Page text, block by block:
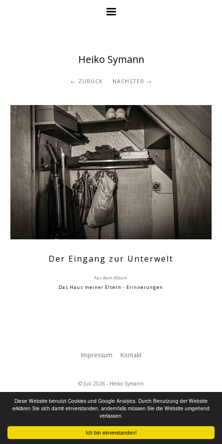
Ich bin einverstanden!
Diese Website benutzt Cookies und Google Analyics. Durch Benutzung der Website
erklären Sie sich damit einverstanden, andernfalls müssen Sie die Website umgehend
verlassen.
Heiko Symann
ZURÜCK NÄCHSTER
Der Eingang zur Unterwelt
Aus dem Album
Das Haus meiner Eltern - Erinnerungen
Impressum Kontakt
© Juli 2026 - Heiko Symann